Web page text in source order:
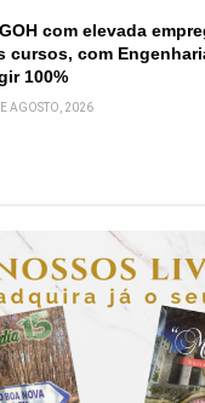
com elevada
cursos, com
100%
AGOSTO, 2026